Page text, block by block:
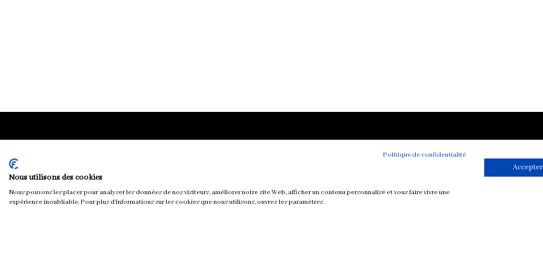
végétariennes
Petit-déjeuner
Politique de confidentialité
Nous utilisons des cookies
Nous pouvons les placer pour analyser les données de nos visiteurs, améliorer notre site Web, afficher un contenu personnalisé et vous faire vivre une
expérience inoubliable. Pour plus d'informations sur les cookies que nous utilisons, ouvrez les paramètres.